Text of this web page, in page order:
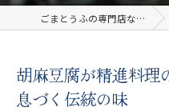
ごまとうふの専門店なら有限会社森下商店総本舗
胡麻豆腐が精進料理
息づく伝統の味